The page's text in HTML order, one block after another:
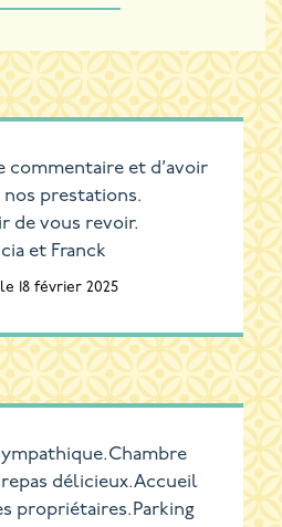
commentaire et d’avoir
nos prestations.
de vous revoir.
et Franck
18 février 2025
délicieux.Accueil
propriétaires.Parking